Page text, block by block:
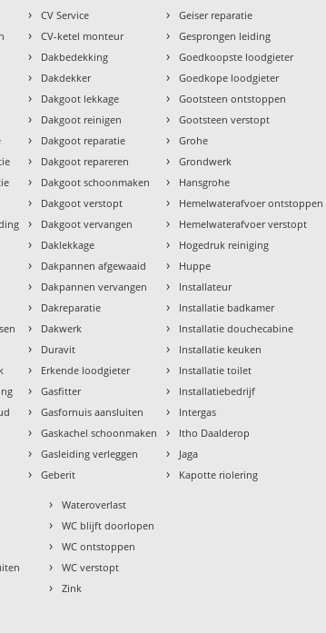
› CV Service
› CV-ketel monteur
› Dakbedekking
› Dakdekker
› Dakgoot lekkage
› Dakgoot reinigen
› Dakgoot reparatie
› Dakgoot repareren
› Dakgoot schoonmaken
› Dakgoot verstopt
› Dakgoot vervangen
› Daklekkage
› Dakpannen afgewaaid
› Dakpannen vervangen
› Dakreparatie
› Dakwerk
› Duravit
› Erkende loodgieter
› Gasfitter
› Gasfornuis aansluiten
› Gaskachel schoonmaken
› Gasleiding verleggen
› Geberit
› Geiser reparatie
› Gesprongen leiding
› Goedkoopste loodgieter
› Goedkope loodgieter
› Gootsteen ontstoppen
› Gootsteen verstopt
› Grohe
› Grondwerk
› Hansgrohe
› Hemelwaterafvoer ontstoppen
› Hemelwaterafvoer verstopt
› Hogedruk reiniging
› Huppe
› Installateur
› Installatie badkamer
› Installatie douchecabine
› Installatie keuken
› Installatie toilet
› Installatiebedrijf
› Intergas
› Itho Daalderop
› Jaga
› Kapotte riolering
› Wateroverlast
› WC blijft doorlopen
› WC ontstoppen
› WC verstopt
› Zink